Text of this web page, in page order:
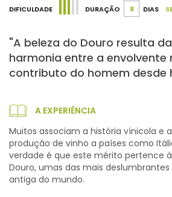
DIFICULDADE DURAÇÃO 8 DIAS
"A beleza do Douro resulta
harmonia entre a envolvente
contributo do homem desde
A EXPERIÊNCIA
Muitos associam a história vínicola e
produção de vinho a países como
verdade é que este mérito pertence
Douro, umas das mais
antiga do mundo.